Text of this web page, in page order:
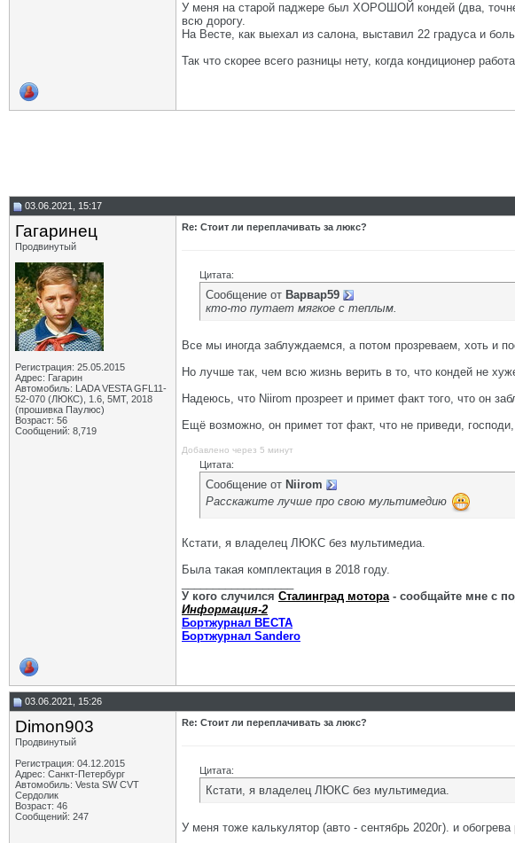
У меня на старой паджере был ХОРОШОЙ кондей (два,
всю дорогу.
На Весте, как выехал из салона, выставил 22 градуса и
Так что скорее всего разницы нету, когда кондиционер
03.06.2021, 15:17
Гагаринец
Продвинутый
Регистрация: 25.05.2015
Адрес: Гагарин
Автомобиль: LADA VESTA GFL11-
52-070 (ЛЮКС), 1.6, 5МТ, 2018
(прошивка Паулюс)
Возраст: 56
Сообщений: 8,719
Re: Стоит ли переплачивать за люкс?
Цитата:
Сообщение от Варвар59
кто-то путает мягкое с теплым.
Все мы иногда заблуждаемся, а потом прозреваем, хоть и
Но лучше так, чем всю жизнь верить в то, что кондей не
Надеюсь, что Niirom прозреет и примет факт того, что он
Ещё возможно, он примет тот факт, что не приведи,
Добавлено через 5 минут
Цитата:
Сообщение от Niirom
Расскажите лучше про свою мультимедию
Кстати, я владелец ЛЮКС без мультимедиа.
Была такая комплектация в 2018 году.
У кого случился Сталинград мотора- сообщайте мне с
Информация-2
Бортжурнал ВЕСТА
Бортжурнал Sandero
03.06.2021, 15:26
Dimon903
Продвинутый
Регистрация: 04.12.2015
Адрес: Санкт-Петербург
Автомобиль: Vesta SW CVT
Сердолик
Возраст: 46
Сообщений: 247
Re: Стоит ли переплачивать за люкс?
Цитата:
Кстати, я владелец ЛЮКС без мультимедиа.
У меня тоже калькулятор (авто - сентябрь 2020г). и